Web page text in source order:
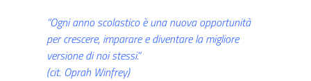
“Ogni anno scolastico è una nuova opportunità
per crescere, imparare e diventare la migliore
versione di noi stessi.”
(cit. Oprah Winfrey)